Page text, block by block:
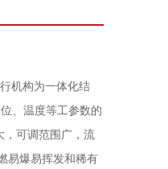
机构为一体化结
、温度等工参数的
，可调范围广，流
易爆易挥发和稀有